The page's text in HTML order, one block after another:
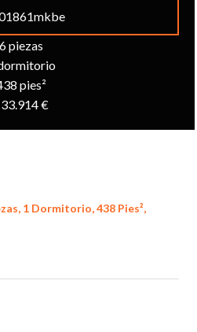
6 piezas
pies²
€
1 Dormitorio, 438 Pies²,